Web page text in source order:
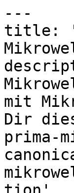
---
title:
mit
Dir
prima-